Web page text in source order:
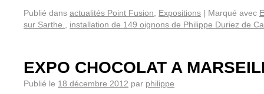
Publié dans actualités Point Fusion Expositions | Marqué avec
sur Sarthe.
installation de 149 oignons de Philippe Duriez de
EXPO CHOCOLAT A
Publié le 18 décembre 2012 par philippe